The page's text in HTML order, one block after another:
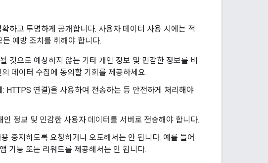
하고 투명하게 공개합니다. 사용자 데이터 사용 시에는 적
예방 조치를 취해야 합니다.
것으로 예상하지 않는 기타 개인 정보 및 민감한 정보를 비
데이터 수집에 동의할 기회를 제공하세요.
HTTPS 연결)을 사용하여 전송하는 등 안전하게 처리해야
정보 및 민감한 사용자 데이터를 서버로 전송해야 합니다.
중지하도록 요청하거나 오도해서는 안 됩니다. 예를 들어
기능 또는 리워드를 제공해서는 안 됩니다.